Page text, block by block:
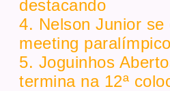
destacando
4. Nelson Junior se
meeting paralímpico
5. Joguinhos
termina na 12ª